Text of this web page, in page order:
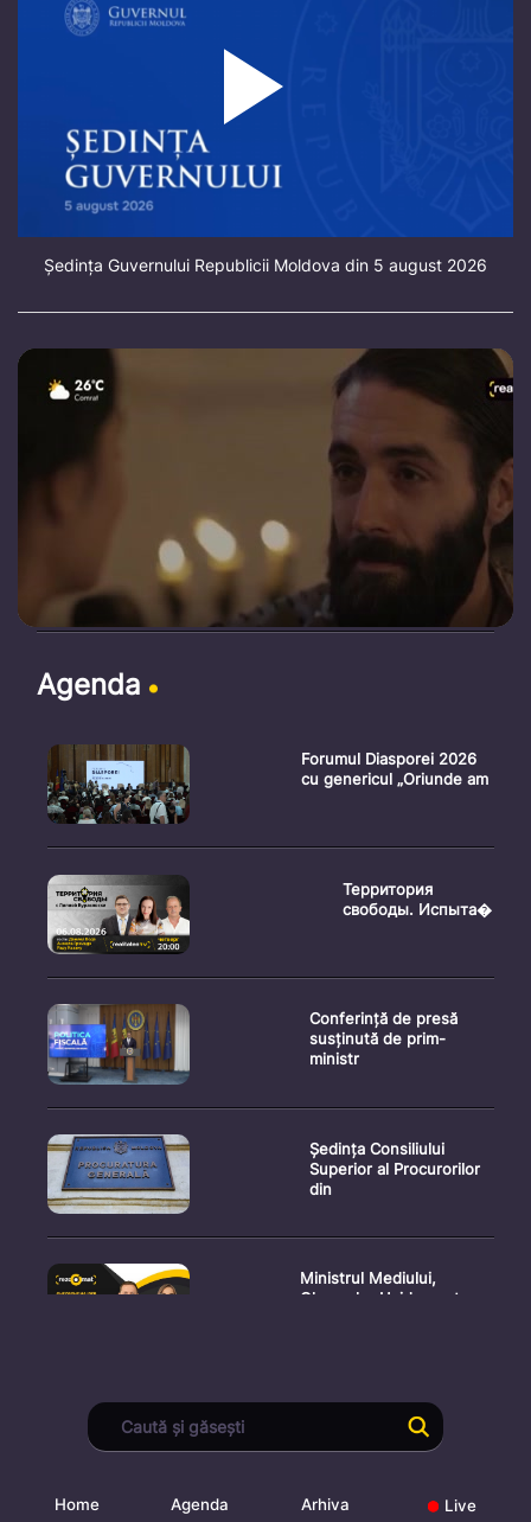
Ședința Guvernului Republicii Moldova din 5 august 2026
Agenda
Forumul Diasporei 2026
cu genericul „Oriunde am
Территория
свободы. Испыта�
Conferință de presă
susținută de prim-
ministr
Ședința Consiliului
Superior al Procurorilor
din
Ministrul Mediului,
Gheorghe Hajder, este
Consultări publice privind
proiectul de lege pent
Home Agenda Arhiva Live